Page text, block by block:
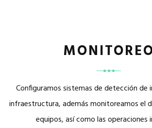
Configuramos sistemas de detección de
infraestructura, además monitoreamos el
equipos, así como las operaciones